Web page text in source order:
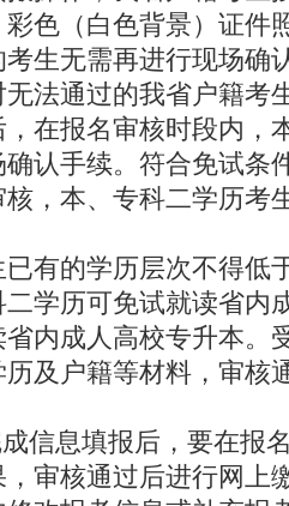
色（白色背景）证件
生无需再进行现场确
法通过的我省户籍考
在报名审核时段内，
认手续。符合免试条
，本、专科二学历考
有的学历层次不得低
学历可免试就读省内
内成人高校专升本。
及户籍等材料，审核
信息填报后，要在报
审核通过后进行网上